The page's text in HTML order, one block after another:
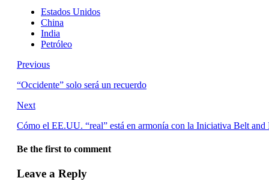
Estados Unidos
China
India
Petróleo
Previous
“Occidente” solo será un recuerdo
Next
Cómo el EE.UU. “real” está en armonía con la Iniciativa Belt and
Be the first to comment
Leave a Reply